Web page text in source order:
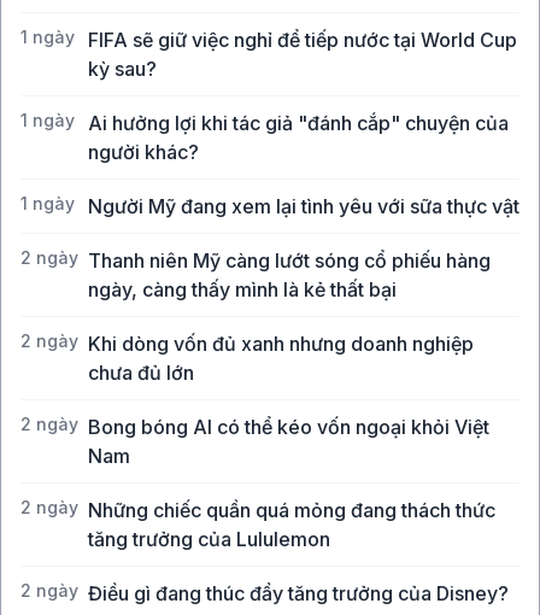
1 ngày
FIFA sẽ giữ việc nghỉ để tiếp nước tại World Cup
kỳ sau?
1 ngày
Ai hưởng lợi khi tác giả "đánh cắp" chuyện của
người khác?
1 ngày Người Mỹ đang xem lại tình yêu với sữa thực vật
2 ngày Thanh niên Mỹ càng lướt sóng cổ phiếu hàng
ngày, càng thấy mình là kẻ thất bại
2 ngày Khi dòng vốn đủ xanh nhưng doanh nghiệp
chưa đủ lớn
2 ngày Bong bóng AI có thể kéo vốn ngoại khỏi Việt
Nam
2 ngày Những chiếc quần quá mỏng đang thách thức
tăng trưởng của Lululemon
2 ngày Điều gì đang thúc đẩy tăng trưởng của Disney?